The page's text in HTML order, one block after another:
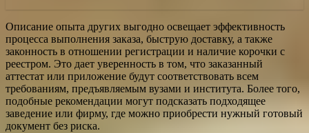
Описание опыта других выгодно освещает эффективность
процесса выполнения заказа, быструю доставку, а также
законность в отношении регистрации и наличие корочки с
реестром. Это дает уверенность в том, что заказанный
аттестат или приложение будут соответствовать всем
требованиям, предъявляемым вузами и института. Более того,
подобные рекомендации могут подсказать подходящее
заведение или фирму, где можно приобрести нужный готовый
документ без риска.